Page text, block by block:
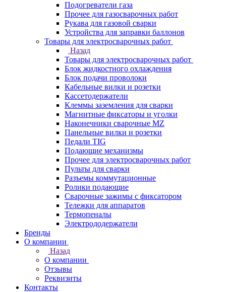
Подогреватели газа
Прочее для газосварочных работ
Рукава для газовой сварки
Устройства для заправки баллонов
Товары для электросварочных работ
Назад
Товары для электросварочных работ
Блок жидкостного охлаждения
Блок подачи проволоки
Кабельные вилки и розетки
Кассетодержатели
Клеммы заземления для сварки
Магнитные фиксаторы и уголки
Наконечники сварочные MZ
Панельные вилки и розетки
Педали TIG
Подающие механизмы
Прочее для электросварочных работ
Пульты для сварки
Разъемы коммутационные
Ролики подающие
Сварочные зажимы с фиксатором
Тележки для аппаратов
Термопеналы
Электрододержатели
Бренды
О компании
Назад
О компании
Отзывы
Реквизиты
Контакты